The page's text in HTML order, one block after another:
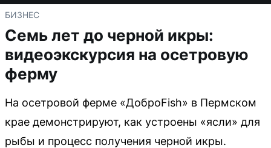
БИЗНЕС
Семь лет до черной икры:
видеоэкскурсия на осетровую
ферму
На осетровой ферме «ДоброFish» в Пермском
крае демонстрируют, как устроены «ясли» для
рыбы и процесс получения черной икры.